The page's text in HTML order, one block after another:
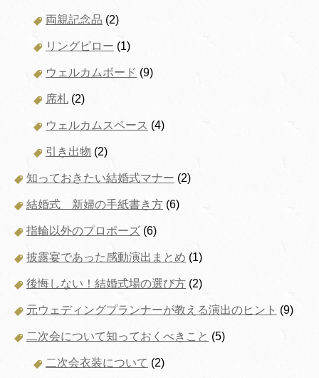
両親記念品 (2)
リングピロー (1)
ウェルカムボード (9)
席札 (2)
ウェルカムスペース (4)
引き出物 (2)
知っておきたい結婚式マナー (2)
結婚式 新婦の手紙書き方 (6)
指輪以外のプロポーズ (6)
披露宴であった感動演出まとめ (1)
後悔しない！結婚式場の選び方 (2)
元ウェディングプランナーが教える演出のヒント (9)
二次会について知っておくべきこと (5)
二次会衣装について (2)